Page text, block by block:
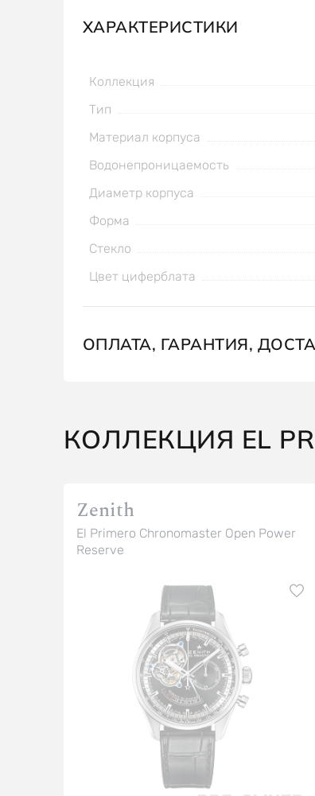
ХАРАКТЕРИСТИКИ
Коллекция
Тип
Материал корпуса
Водонепроницаемость
Диаметр корпуса
Форма
Стекло
Цвет циферблата
ОПЛАТА, ГАРАНТИЯ,
КОЛЛЕКЦИЯ EL
Zenith
El Primero Chronomaster Open Power
Reserve